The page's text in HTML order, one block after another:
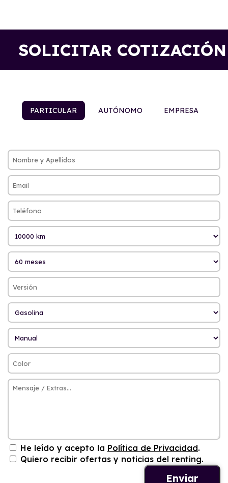
SOLICITAR COTIZACIÓN
PARTICULAR AUTÓNOMO EMPRESA
He leído y acepto la Política de Privacidad.
Quiero recibir ofertas y noticias del renting.